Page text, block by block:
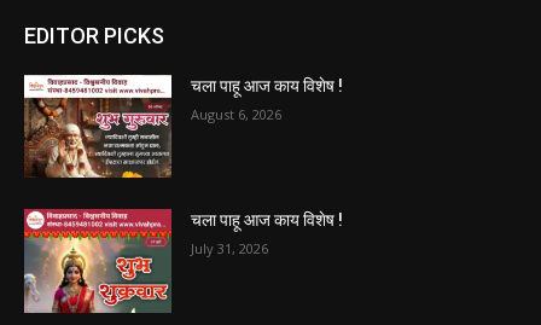
EDITOR PICKS
चला पाहू आज काय विशेष !
August 6, 2026
चला पाहू आज काय विशेष !
July 31, 2026